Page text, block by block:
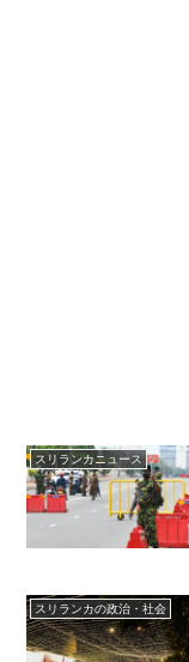
スリランカニュース
スリランカの政治・社会